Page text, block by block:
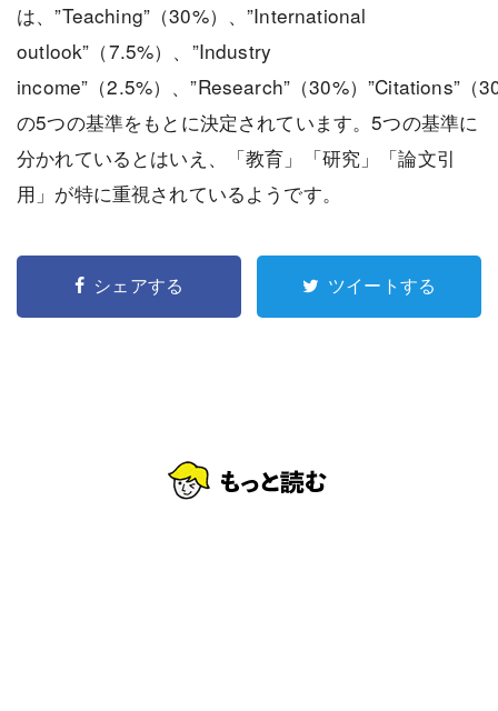
は、”Teaching”（30%）、”International
outlook”（7.5%）、”Industry
income”（2.5%）、”Research”（30%）”Citations”（
の5つの基準をもとに決定されています。5つの基準に
分かれているとはいえ、「教育」「研究」「論文引
用」が特に重視されているようです。
シェアする ツイートする